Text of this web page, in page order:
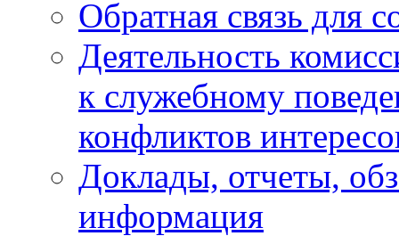
Обратная связь для
Деятельность
к служебному
конфликтов
Доклады, отчеты,
информация